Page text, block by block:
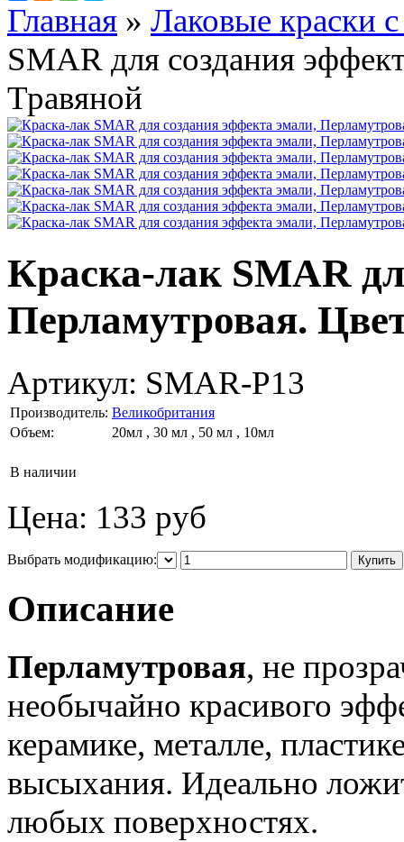
Главная » Лаковые краски
SMAR для создания
Травяной
Краска-лак SMAR
Перламутровая.
Артикул: SMAR-P13
Производитель: Великобритания
Объем:
20мл , 30 мл , 50 мл , 10мл
В наличии
Цена: 133 руб
Выбрать модификацию:
Описание
Перламутровая, не
необычайно красивого
керамике, металле,
высыхания. Идеально
любых поверхностях.